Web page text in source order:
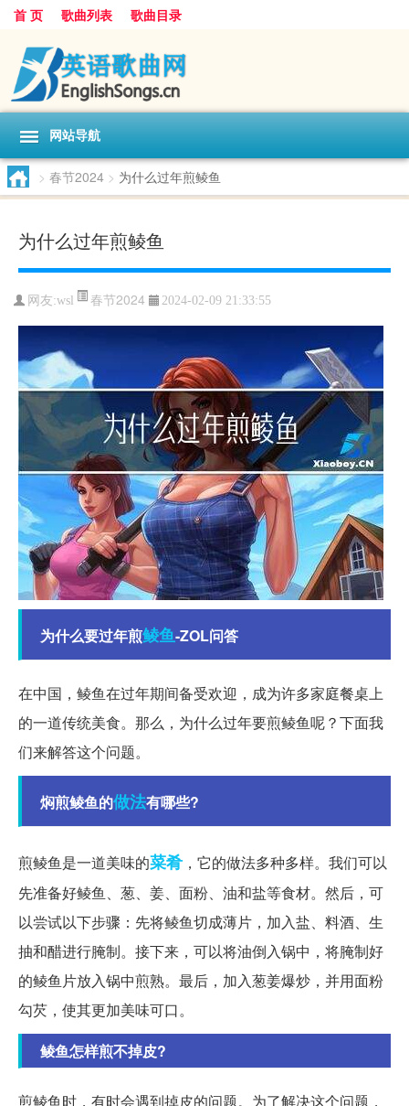
首 页 歌曲列表 歌曲目录
网站导航
> 春节2024 > 为什么过年煎鲮鱼
为什么过年煎鲮鱼
网友:wsl 春节2024 2024-02-09 21:33:55
为什么要过年煎鲮鱼-ZOL问答
在中国，鲮鱼在过年期间备受欢迎，成为许多家庭餐桌上
的一道传统美食。那么，为什么过年要煎鲮鱼呢？下面我
们来解答这个问题。
焖煎鲮鱼的做法有哪些?
煎鲮鱼是一道美味的菜肴 ，它的做法多种多样。我们可以
先准备好鲮鱼、葱、姜、面粉、油和盐等食材。然后，可
以尝试以下步骤：先将鲮鱼切成薄片，加入盐、料酒、生
抽和醋进行腌制。接下来，可以将油倒入锅中，将腌制好
的鲮鱼片放入锅中煎熟。最后，加入葱姜爆炒，并用面粉
勾芡，使其更加美味可口。
鲮鱼怎样煎不掉皮?
煎鲮鱼时，有时会遇到掉皮的问题。为了解决这个问题，